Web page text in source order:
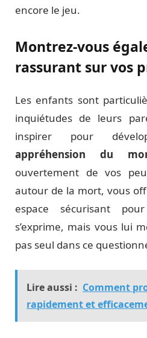
encore le jeu.
Montrez-vous
rassurant sur vos
Les enfants sont
inquiétudes de leurs
inspirer pour
appréhension du
ouvertement de vos
autour de la mort, vous
espace sécurisant
s’exprime, mais vous lui
pas seul dans ce
Lire aussi : Comment
rapidement et